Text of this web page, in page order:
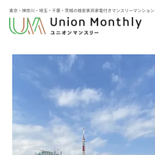
東京・神奈川・埼玉・千葉・茨城の格安家具家電付きマンスリーマンション